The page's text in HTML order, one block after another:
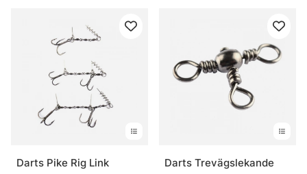
Darts Pike Rig Link
Darts Trevägslekande